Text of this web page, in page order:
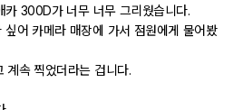
카 300D가 너무 너무 그리웠습니다.
어 카메라 매장에 가서 점원에게 물어봤
속 찍었더라는 겁니다.